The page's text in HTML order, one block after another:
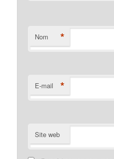
Nom *
E-mail *
Site web